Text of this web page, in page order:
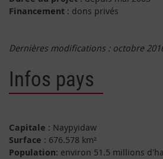
Financement : dons privés
Dernières modifications : octobre
Infos pays
Capitale : Naypyidaw
Surface : 676.578 km²
Population: environ 51.5 millions